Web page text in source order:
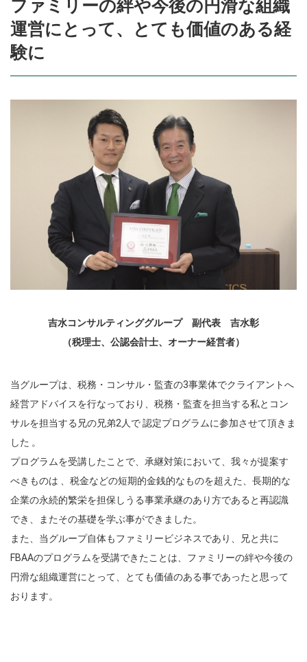
ファミリーの絆や今後の円滑な組織
運営にとって、とても価値のある経
験に
吉水コンサルティンググループ 副代表 吉水彰
（税理士、公認会計士、オーナー経営者）
当グループは、税務・コンサル・監査の3事業体でクライアントへ
経営アドバイスを行なっており、税務・監査を担当する私とコン
サルを担当する兄の兄弟2人で 認定プログラムに参加させて頂きま
した 。
プログラムを受講したことで、承継対策において、我々が提案す
べきものは 、税金などの短期的金銭的なものを超えた、長期的な
企業の永続的繁栄を担保しうる事業承継のあり方であると再認識
でき、またその基礎を学ぶ事ができました。
また、当グループ自体もファミリービジネスであり、兄と共に
FBAAのプログラムを受講できたことは、ファミリーの絆や今後の
円滑な組織運営にとって、とても価値のある事であったと思って
おります。